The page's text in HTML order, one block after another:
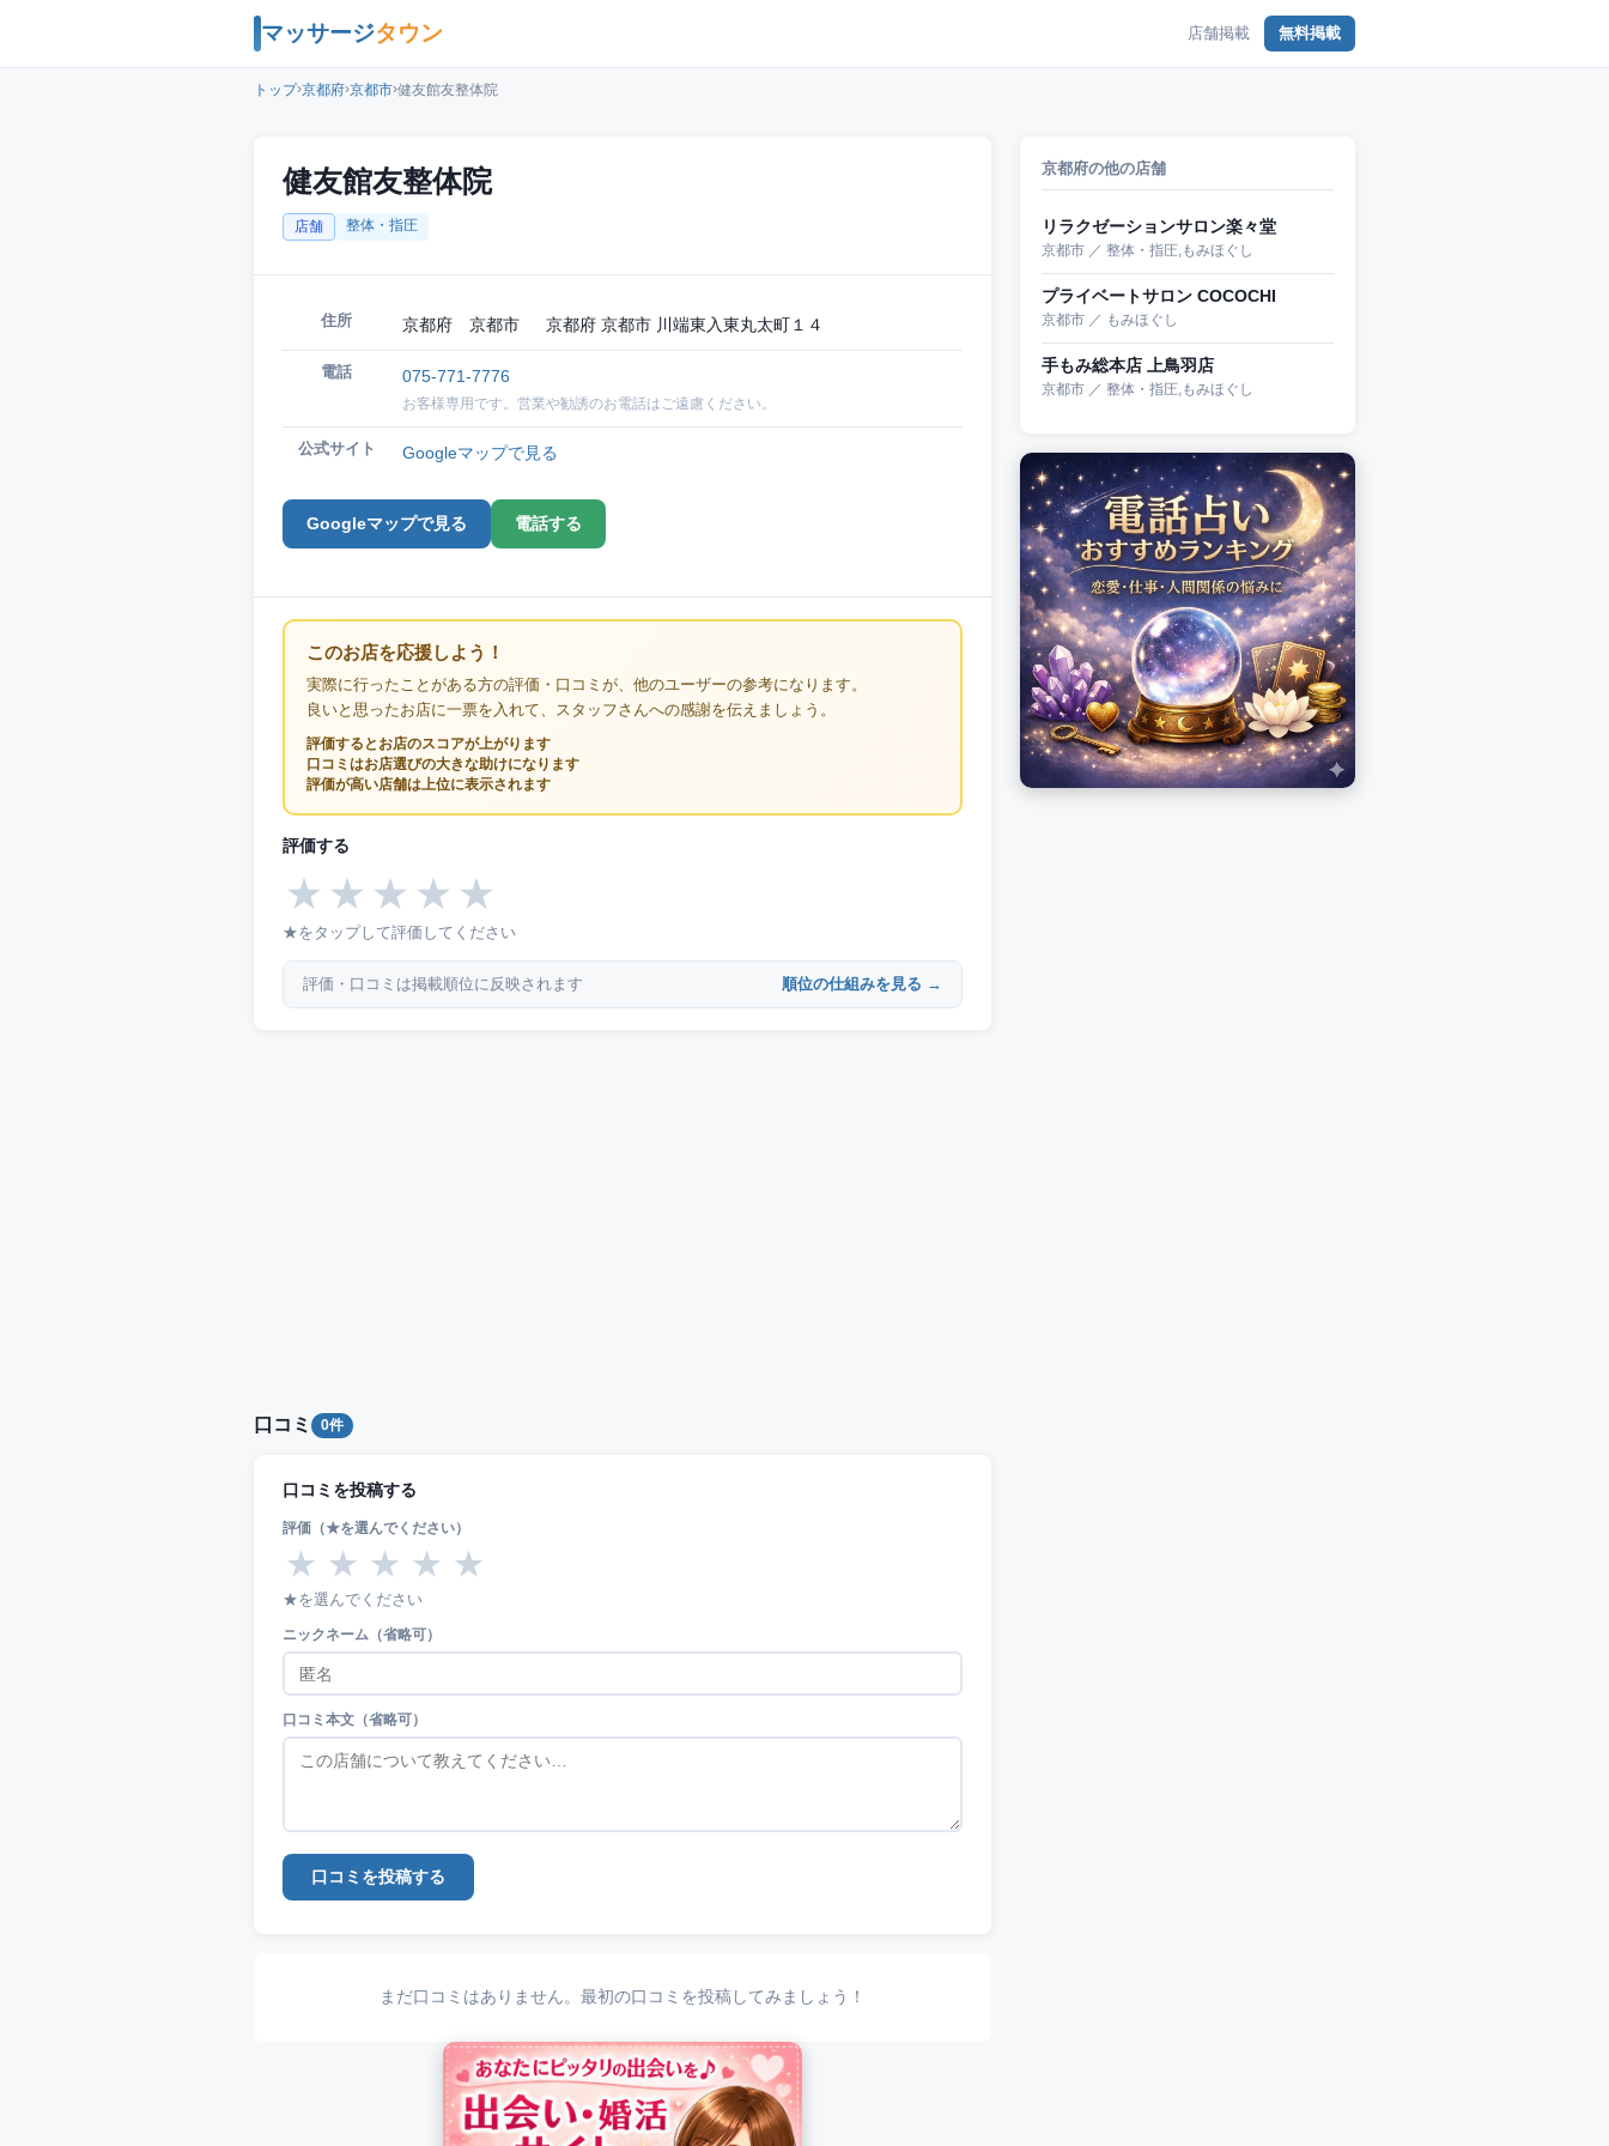
マッサージタウン 店舗掲載 無料掲載
トップ›京都府›京都市›健友館友整体院
健友館友整体院
店舗 整体・指圧
住所 京都府 京都市 京都府 京都市 川端東入東丸太町１４
電話 075-771-7776
お客様専用です。営業や勧誘のお電話はご遠慮ください。
公式サイト Googleマップで見る
Googleマップで見る 電話する
このお店を応援しよう！
実際に行ったことがある方の評価・口コミが、他のユーザーの参考になります。
良いと思ったお店に一票を入れて、スタッフさんへの感謝を伝えましょう。
評価するとお店のスコアが上がります
口コミはお店選びの大きな助けになります
評価が高い店舗は上位に表示されます
評価する
★ ★ ★ ★ ★
★をタップして評価してください
評価・口コミは掲載順位に反映されます 順位の仕組みを見る →
口コミ 0件
口コミを投稿する
評価（★を選んでください）
★ ★ ★ ★ ★
★を選んでください
ニックネーム（省略可）
口コミ本文（省略可）
口コミを投稿する
まだ口コミはありません。最初の口コミを投稿してみましょう！
京都府の他の店舗
リラクゼーションサロン楽々堂
京都市 ／ 整体・指圧,もみほぐし
プライベートサロン COCOCHI
京都市 ／ もみほぐし
手もみ総本店 上鳥羽店
京都市 ／ 整体・指圧,もみほぐし